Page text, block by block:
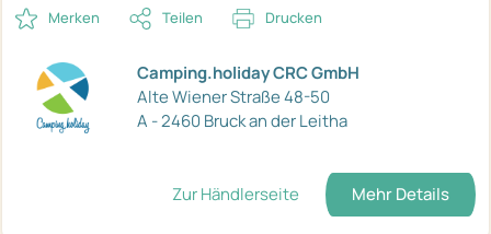
Merken Teilen Drucken
Camping.holiday CRC GmbH
Alte Wiener Straße 48-50
A - 2460 Bruck an der Leitha
Zur Händlerseite Mehr Details